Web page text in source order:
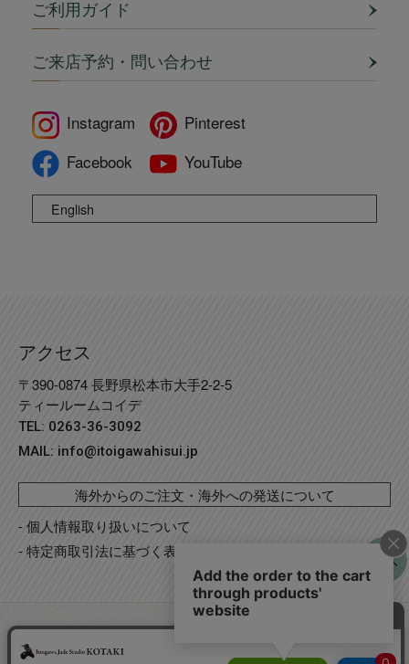
ご利用ガイド
ご来店予約・問い合わせ
Instagram
Pinterest
Facebook
YouTube
English
アクセス
〒390-0874 長野県松本市大手2-2-5
ティールームコイデ
TEL: 0263-36-3092
MAIL: info@itoigawahisui.jp
海外からのご注文・海外への発送について
- 個人情報取り扱いについて
- 特定商取引法に基づく表記
Copyright©2023 糸魚川翡翠工房こたき